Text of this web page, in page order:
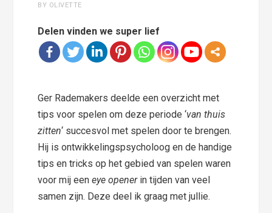
BY OLIVETTE
Delen vinden we super lief
Ger Rademakers deelde een overzicht met
tips voor spelen om deze periode ‘van thuis
zitten‘ succesvol met spelen door te brengen.
Hij is ontwikkelingspsycholoog en de handige
tips en tricks op het gebied van spelen waren
voor mij eeneye openerin tijden van veel
samen zijn. Deze deel ik graag met jullie.